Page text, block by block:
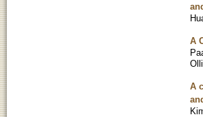
A
Olli
A